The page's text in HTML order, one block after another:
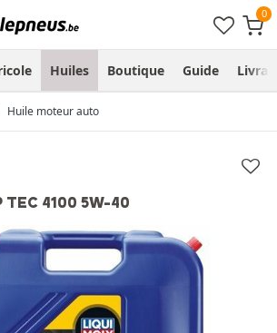
Huiles Boutique Guide
Huile moteur auto
TEC 4100 5W-40